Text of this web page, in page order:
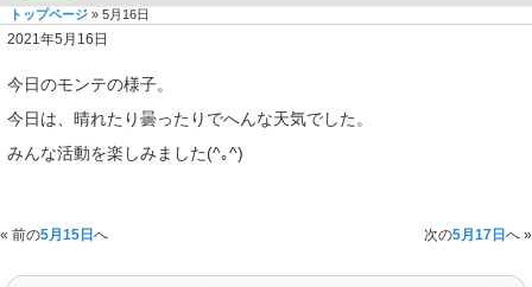
トップページ » 5月16日
2021年5月16日
今日のモンテの様子。
今日は、晴れたり曇ったりでへんな天気でした。
みんな活動を楽しみました(^｡^)
« 前の5月15日 へ 次の5月17日 へ »